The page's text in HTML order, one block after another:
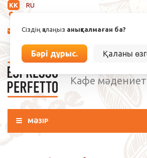
KK
RU
Сіздің қалаңыз анықталмаған ба?
Бәрі дұрыс. Қаланы
info@espressoperfetto.kz
Кафе
МӘЗІР